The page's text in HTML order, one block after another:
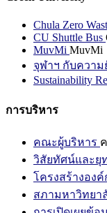
Chula Zero
CU Shuttle Bus
MuvMi MuvMi
จุฬาฯ กับความ
Sustainability
การบริหาร
คณะผู้บริหาร
วิสัยทัศน์และยุ
โครงสร้างองค์
สภามหาวิทยา